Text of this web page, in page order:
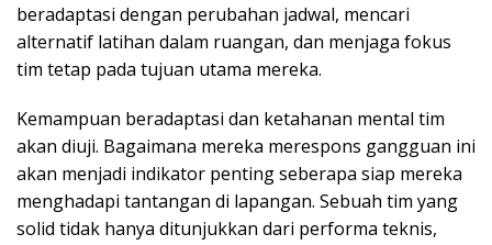
beradaptasi dengan perubahan jadwal, mencari
alternatif latihan dalam ruangan, dan menjaga fokus
tim tetap pada tujuan utama mereka.
Kemampuan beradaptasi dan ketahanan mental tim
akan diuji. Bagaimana mereka merespons gangguan ini
akan menjadi indikator penting seberapa siap mereka
menghadapi tantangan di lapangan. Sebuah tim yang
solid tidak hanya ditunjukkan dari performa teknis,